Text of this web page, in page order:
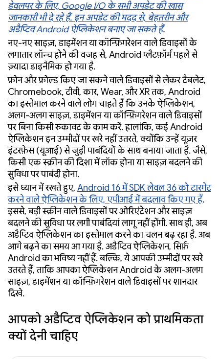
डेवलपर के लिए, Google I/O के सभी अपडेट की खास
जानकारी भी दे रहे हैं. इन अपडेट की मदद से, बेहतरीन और
अडैप्टिव Android ऐप्लिकेशन बनाए जा सकते हैं.
नए-नए साइज़, डाइमेंशन या कॉन्फ़िगरेशन वाले डिवाइसों के
लगातार लॉन्च होने की वजह से, Android प्लैटफ़ॉर्म पहले से
ज़्यादा डाइनैमिक हो गया है.
फ़ोन और फ़ोल्ड किए जा सकने वाले डिवाइसों से लेकर टैबलेट,
Chromebook, टीवी, कार, Wear, और XR तक, Android
का इस्तेमाल करने वाले लोग चाहते हैं कि उनके ऐप्लिकेशन,
अलग-अलग साइज़, डाइमेंशन या कॉन्फ़िगरेशन वाले डिवाइसों
पर बिना किसी रुकावट के काम करें. हालांकि, कई Android
ऐप्लिकेशन इन उम्मीदों पर खरे नहीं उतरते, क्योंकि उन्हें यूज़र
इंटरफ़ेस (यूआई) से जुड़ी पाबंदियों के साथ बनाया जाता है. जैसे,
किसी एक स्क्रीन की दिशा में लॉक होना या साइज़ बदलने की
सुविधा पर पाबंदी होना.
इसे ध्यान में रखते हुए, Android 16 में SDK लेवल 36 को टारगेट
करने वाले ऐप्लिकेशन के लिए, एपीआई में बदलाव किए गए हैं.
इससे, बड़ी स्क्रीन वाले डिवाइसों पर ओरिएंटेशन और साइज़
बदलने की सुविधा पर लगी पाबंदियां लागू नहीं होंगी. साथ ही, अब
अडैप्टिव ऐप्लिकेशन का इस्तेमाल करने का चलन बढ़ रहा है. अब
आगे बढ़ने का समय आ गया है. अडैप्टिव ऐप्लिकेशन, सिर्फ़
Android का भविष्य नहीं हैं. बल्कि, ये आपकी उम्मीदों पर खरे
उतरते हैं, ताकि आपका ऐप्लिकेशन Android के अलग-अलग
साइज़, डाइमेंशन या कॉन्फ़िगरेशन वाले डिवाइसों पर शानदार
दिखे.
आपको अडैप्टिव ऐप्लिकेशन को प्राथमिकता
क्यों देनी चाहिए